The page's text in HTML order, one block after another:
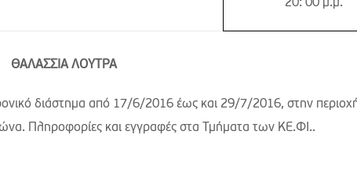
20: 00 μ.μ.
ΘΑΛΑΣΣΙΑ ΛΟΥΤΡΑ
διάστημα από 17/6/2016 έως και 29/7/2016, στην
Πληροφορίες και εγγραφές στα Τμήματα των ΚΕ.ΦΙ..